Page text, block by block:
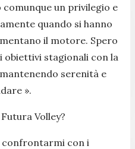
un privilegio e
quando si hanno
il motore. Spero
obiettivi stagionali con la
serenità e
».
Volley?
confrontarmi con i